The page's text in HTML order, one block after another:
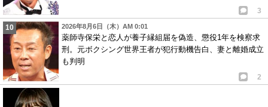
3
2026年8月6日（木）AM 0:01
薬師寺保栄と恋人が養子縁組届を偽造、懲役1年を検察求
刑。元ボクシング世界王者が犯行動機告白、妻と離婚成立
も判明
2